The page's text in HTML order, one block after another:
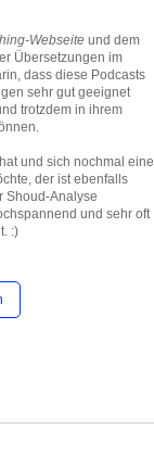
Webseite und dem
Übersetzungen im
dass diese Podcasts
sehr gut geeignet
trotzdem in ihrem
und sich nochmal eine
der ist ebenfalls
Shoud-Analyse
und sehr oft
:)